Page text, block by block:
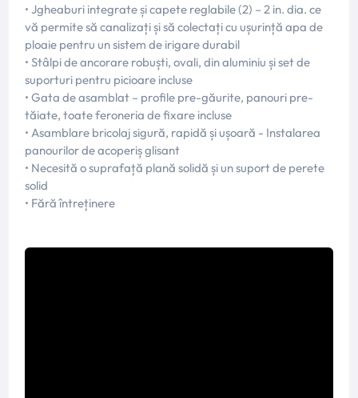
• Jgheaburi integrate și capete reglabile (2) – 2 in. dia. ce
vă permite să canalizați și să colectați cu ușurință apa de
ploaie pentru un sistem de irigare durabil
• Stâlpi de ancorare robuști, ovali, din aluminiu și set de
suporturi pentru picioare incluse
• Gata de asamblat – profile pre-găurite, panouri pre-
tăiate, toate feroneria de fixare incluse
• Asamblare bricolaj sigură, rapidă și ușoară - Instalarea
panourilor de acoperiș glisant
• Necesită o suprafață plană solidă și un suport de perete
solid
• Fără întreținere